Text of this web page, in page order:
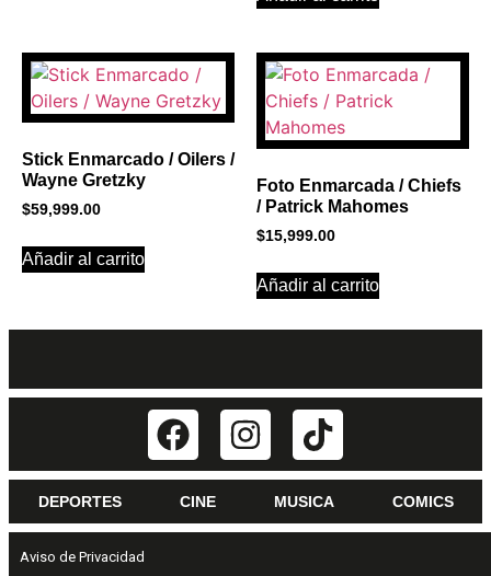
Stick Enmarcado / Oilers /
Wayne Gretzky
$59,999.00
Añadir al carrito
Foto Enmarcada / Chiefs
/ Patrick Mahomes
$15,999.00
Añadir al carrito
DEPORTES CINE MUSICA COMICS
Aviso de Privacidad